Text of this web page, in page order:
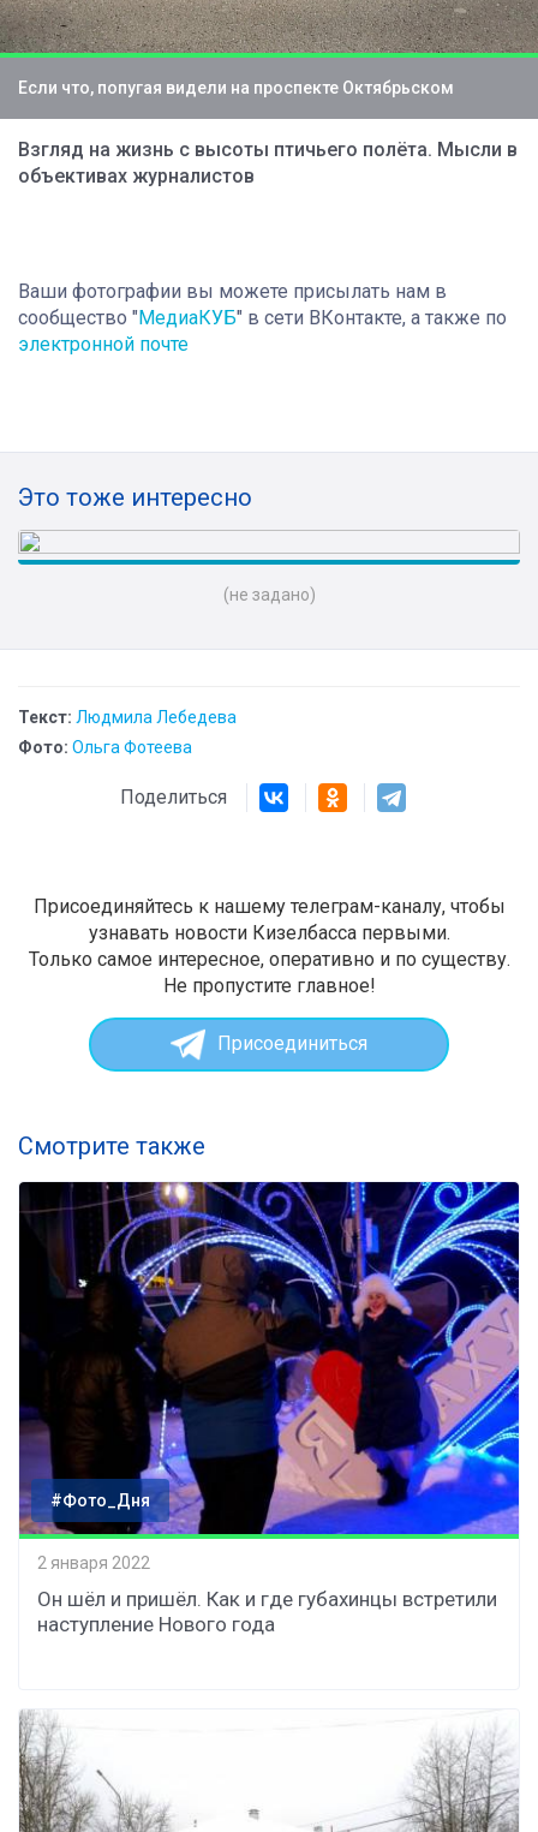
Если что, попугая видели на проспекте Октябрьском
Взгляд на жизнь с высоты птичьего полёта. Мысли в
объективах журналистов
Ваши фотографии вы можете присылать нам в
сообщество "МедиаКУБ" в сети ВКонтакте, а также по
электронной почте
Это тоже интересно
(не задано)
Текст: Людмила Лебедева
Фото: Ольга Фотеева
Поделиться
Присоединяйтесь к нашему телеграм-каналу, чтобы
узнавать новости Кизелбасса первыми.
Только самое интересное, оперативно и по существу.
Не пропустите главное!
Присоединиться
Смотрите также
#Фото_Дня
2 января 2022
Он шёл и пришёл. Как и где губахинцы встретили
наступление Нового года